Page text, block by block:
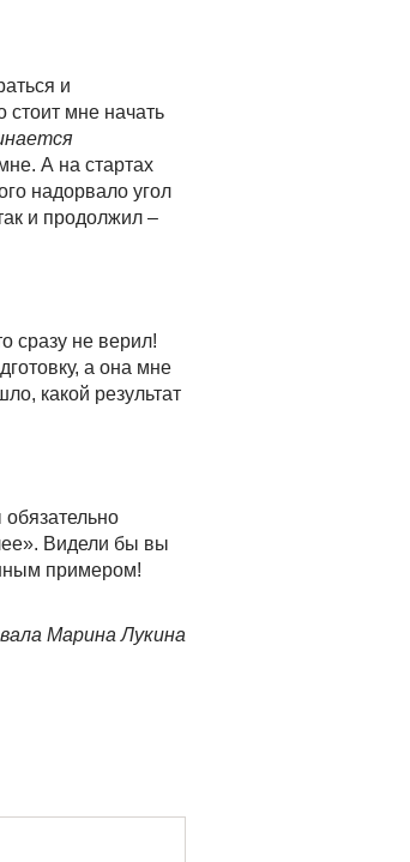
и
мне начать
А на стартах
надорвало угол
и продолжил –
сразу не верил!
а она мне
какой результат
Видели бы вы
примером!
Марина Лукина